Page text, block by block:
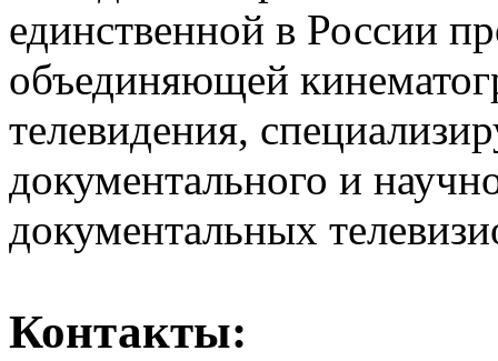
единственной в России
объединяющей
телевидения,
документального и
документальных
Контакты: